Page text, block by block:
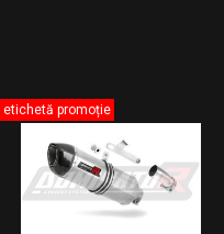
etichetă promoție